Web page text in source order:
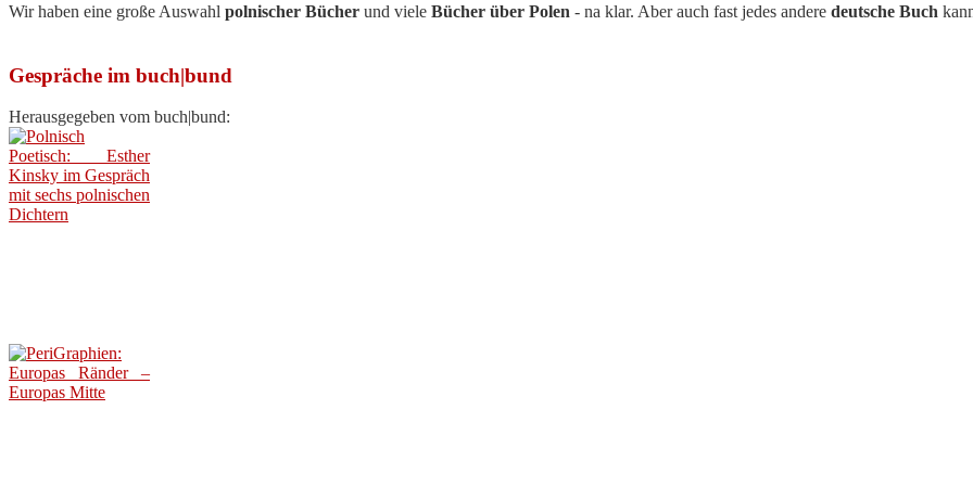
Wir haben eine große Auswahl polnischer Bücher und viele Bücher über Polen - na klar. Aber auch fast jedes andere deutsche Buch
Gespräche im buch|bund
Herausgegeben vom buch|bund: